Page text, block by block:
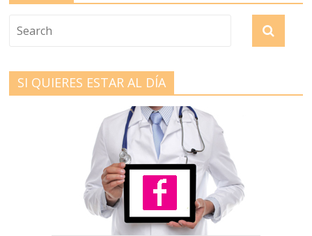
SI QUIERES ESTAR AL DÍA